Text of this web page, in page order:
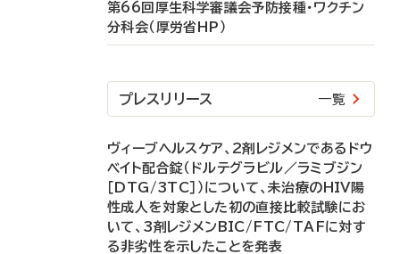
第66回厚生科学審議会予防接種・ワクチン
分科会（厚労省HP）
プレスリリース 一覧
ヴィーブヘルスケア、2剤レジメンであるドウ
ベイト配合錠（ドルテグラビル／ラミブジン
［DTG/3TC］）について、未治療のHIV陽
性成人を対象とした初の直接比較試験にお
いて、3剤レジメンBIC/FTC/TAFに対す
る非劣性を示したことを発表